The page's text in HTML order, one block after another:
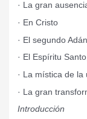
· La gran
· En Cristo
· El segundo
· El Espíritu
· La mística de
· La gran
Introducción